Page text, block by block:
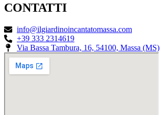
CONTATTI
info@ilgiardinoincantatomassa.com
+39 333 2314619
Via Bassa Tambura, 16, 54100, Massa (MS)